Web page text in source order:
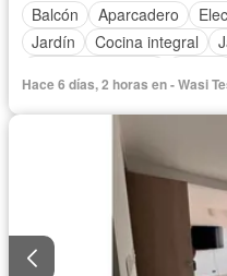
Balcón
Aparcadero
Jardín
Cocina integral
Hace 6 días, 2 horas en - Wasi